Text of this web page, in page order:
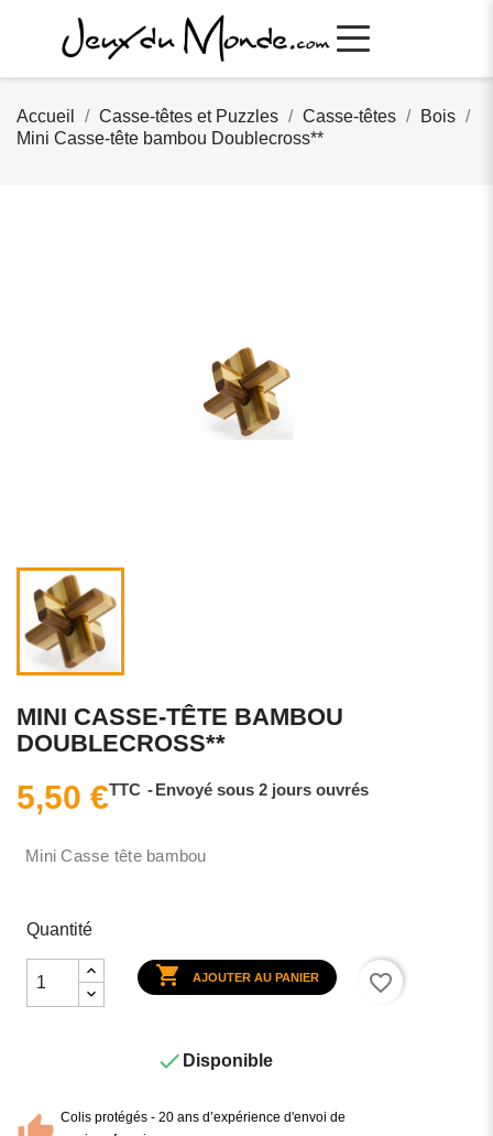
Accueil Casse-têtes et Puzzles Casse-têtes
Bois
Mini Casse-tête bambou Doublecross**
MINI CASSE-TÊTE BAMBOU
DOUBLECROSS**
5,50 €TTC Envoyé sous 2 jours ouvrés
Mini Casse tête bambou
Quantité
 AJOUTER AU PANIER favorite_border
 Disponible
Colis protégés - 20 ans d’expérience d'envoi de